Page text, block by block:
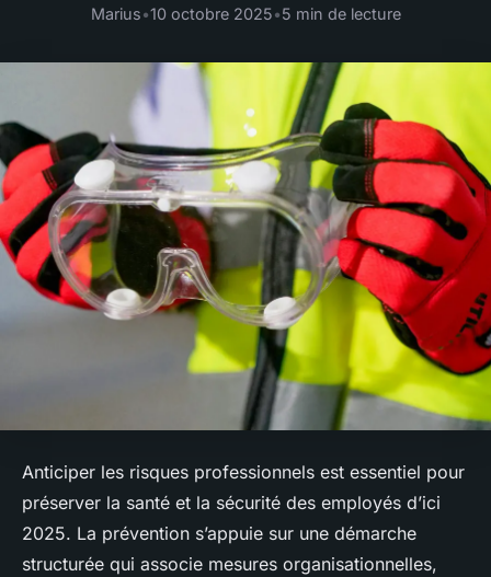
Marius•10 octobre 2025•5 min de lecture
Anticiper les risques professionnels est essentiel pour
préserver la santé et la sécurité des employés d’ici
2025. La prévention s’appuie sur une démarche
structurée qui associe mesures organisationnelles,